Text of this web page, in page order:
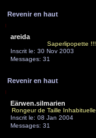
Revenir en haut
areida
Saperlipopette !!!
Inscrit le: 30 Nov 2003
Messages: 31
Revenir en haut
Eärwen.silmarien
Rongeur de Taille Inhabituelle
Inscrit le: 08 Jan 2004
Messages: 31